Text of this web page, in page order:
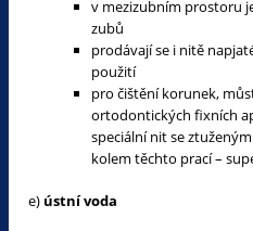
v mezizubním prostoru
zubů
prodávají se i nitě
použití
pro čištění korunek,
ortodontických fixních
speciální nit se
kolem těchto prací –
e) ústní voda